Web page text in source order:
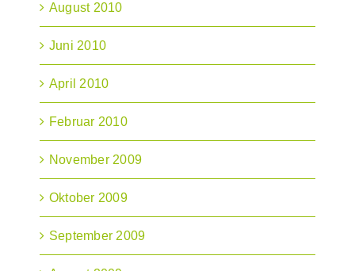
August 2010
Juni 2010
April 2010
Februar 2010
November 2009
Oktober 2009
September 2009